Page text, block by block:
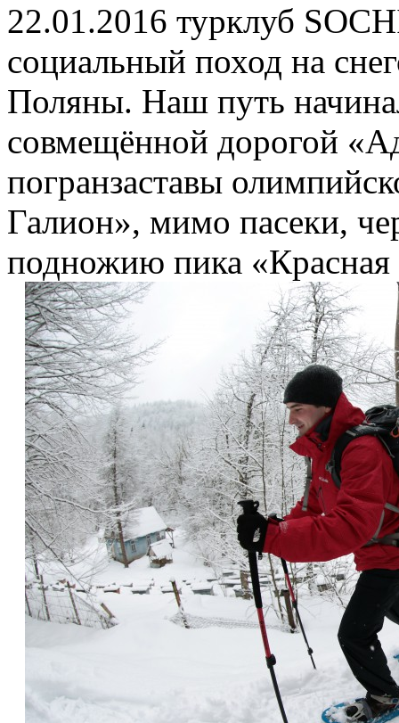
22.01.2016 турклуб
социальный поход на
Поляны. Наш путь
совмещённой дорогой
погранзаставы
Галион», мимо пасеки,
подножию пика «Красная